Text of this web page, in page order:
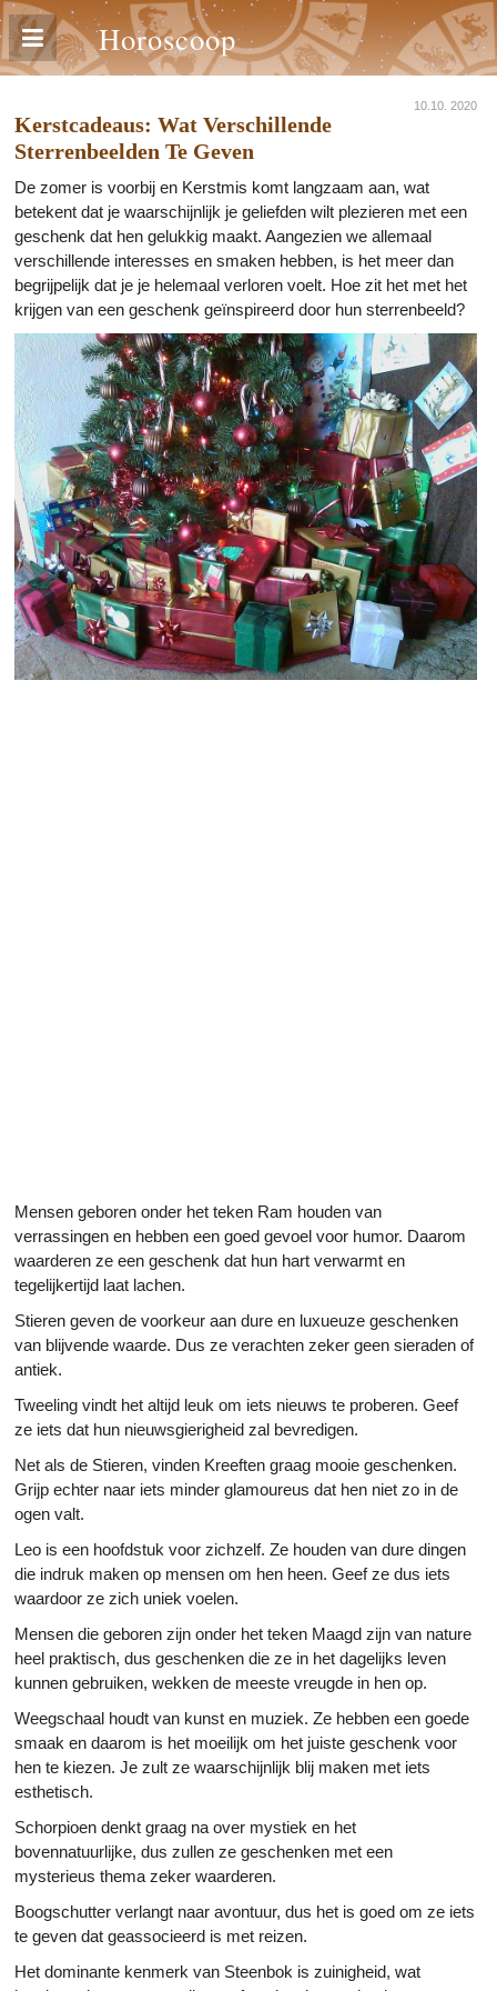
Horoscoop
10.10. 2020
Kerstcadeaus: Wat Verschillende
Sterrenbeelden Te Geven
De zomer is voorbij en Kerstmis komt langzaam aan, wat
betekent dat je waarschijnlijk je geliefden wilt plezieren met een
geschenk dat hen gelukkig maakt. Aangezien we allemaal
verschillende interesses en smaken hebben, is het meer dan
begrijpelijk dat je je helemaal verloren voelt. Hoe zit het met het
krijgen van een geschenk geïnspireerd door hun sterrenbeeld?
Mensen geboren onder het teken Ram houden van
verrassingen en hebben een goed gevoel voor humor. Daarom
waarderen ze een geschenk dat hun hart verwarmt en
tegelijkertijd laat lachen.
Stieren geven de voorkeur aan dure en luxueuze geschenken
van blijvende waarde. Dus ze verachten zeker geen sieraden of
antiek.
Tweeling vindt het altijd leuk om iets nieuws te proberen. Geef
ze iets dat hun nieuwsgierigheid zal bevredigen.
Net als de Stieren, vinden Kreeften graag mooie geschenken.
Grijp echter naar iets minder glamoureus dat hen niet zo in de
ogen valt.
Leo is een hoofdstuk voor zichzelf. Ze houden van dure dingen
die indruk maken op mensen om hen heen. Geef ze dus iets
waardoor ze zich uniek voelen.
Mensen die geboren zijn onder het teken Maagd zijn van nature
heel praktisch, dus geschenken die ze in het dagelijks leven
kunnen gebruiken, wekken de meeste vreugde in hen op.
Weegschaal houdt van kunst en muziek. Ze hebben een goede
smaak en daarom is het moeilijk om het juiste geschenk voor
hen te kiezen. Je zult ze waarschijnlijk blij maken met iets
esthetisch.
Schorpioen denkt graag na over mystiek en het
bovennatuurlijke, dus zullen ze geschenken met een
mysterieus thema zeker waarderen.
Boogschutter verlangt naar avontuur, dus het is goed om ze iets
te geven dat geassocieerd is met reizen.
Het dominante kenmerk van Steenbok is zuinigheid, wat